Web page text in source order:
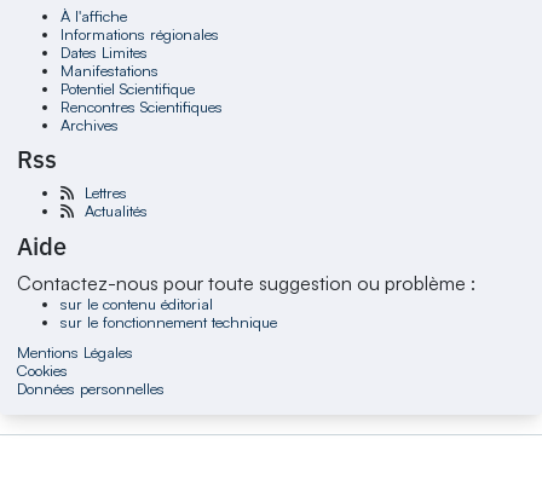
À l'affiche
Informations régionales
Dates Limites
Manifestations
Potentiel Scientifique
Rencontres Scientifiques
Archives
Rss
Lettres
Actualités
Aide
Contactez-nous pour toute suggestion ou problème :
sur le contenu éditorial
sur le fonctionnement technique
Mentions Légales
Cookies
Données personnelles